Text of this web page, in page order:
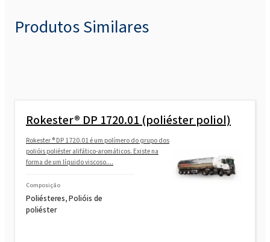
Rokopol G1000 (Poliéter poliol)
Rokopol G441 (Poliéter poliol)
Produtos Similares
Rokester® DP 1720.01 (poliéster poliol)
Rokester ® DP 1720.01 é um polímero do grupo dos
polióis poliéster alifático-aromáticos. Existe na
forma de um líquido viscoso....
Composição
Poliésteres, Polióis de
poliéster